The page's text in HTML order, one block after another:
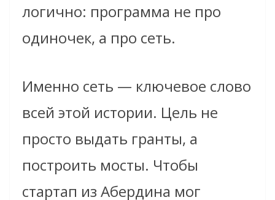
логично: программа не про
одиночек, а про сеть.
Именно сеть — ключевое слово
всей этой истории. Цель не
просто выдать гранты, а
построить мосты. Чтобы
стартап из Абердина мог